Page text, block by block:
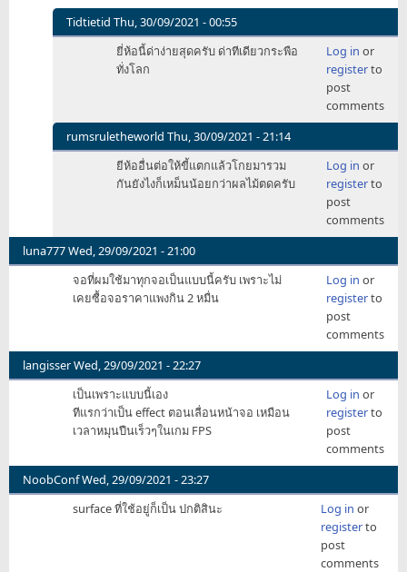
Tidtietid Thu, 30/09/2021 - 00:55
In
อื่น
ก็
by
TeamKiller
ยี่ห้อนี้ด่าง่ายสุดครับ ด่าทีเดียวกระพือ
ทั่งโลก
Log in or
registerto
post
comments
rumsruletheworld Thu, 30/09/2021 - 21:14
In
อื่น
ก็
เป็น
แค่
by
TeamKiller
ยีห้ออื่นต่อให้ขี้แตกแล้วโกยมารวม
กันยังไงก็เหม็นน้อยกว่าผลไม้ตดครับ
Log in or
registerto
post
comments
luna777Wed, 29/09/2021 - 21:00
จอที่ผมใช้มาทุกจอเป็นแบบนี้ครับ เพราะไม่
เคยซื้อจอราคาแพงกิน 2 หมื่น
Log in or
registerto
post
comments
langisserWed, 29/09/2021 - 22:27
เป็นเพราะแบบนี้เอง
ทีแรกว่าเป็น effect ตอนเลื่อนหน้าจอ เหมือน
เวลาหมุนปืนเร็วๆในเกม FPS
Log in or
registerto
post
comments
NoobConfWed, 29/09/2021 - 23:27
surface ที่ใช้อยู่ก็เป็น ปกติสินะ
Log in or
registerto
post
comments